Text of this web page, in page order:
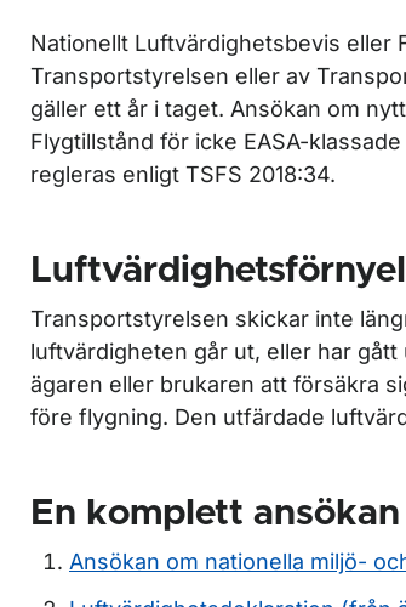
för Flygtillstånd (permit to fly)
för Fortsatt luftvärdighet
Nationellt Luftvärdighetsbevis eller
Transportstyrelsen eller av
gäller ett år i taget. Ansökan om
Flygtillstånd för icke EASA-
regleras enligt TSFS 2018:34.
Transportstyrelsen skickar inte
luftvärdigheten går ut, eller har
ägaren eller brukaren att försäkra
före flygning. Den utfärdade
En komplett
Ansökan om nationella miljö-